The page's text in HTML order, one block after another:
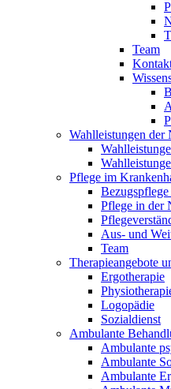
Team
Wahlleistungen der
Pflege im
Pflege in der
Aus- und
Team
Therapieangebote
Ergotherapie
Logopädie
Sozialdienst
Ambulante
Ambulante
Ambulante
Ambulante